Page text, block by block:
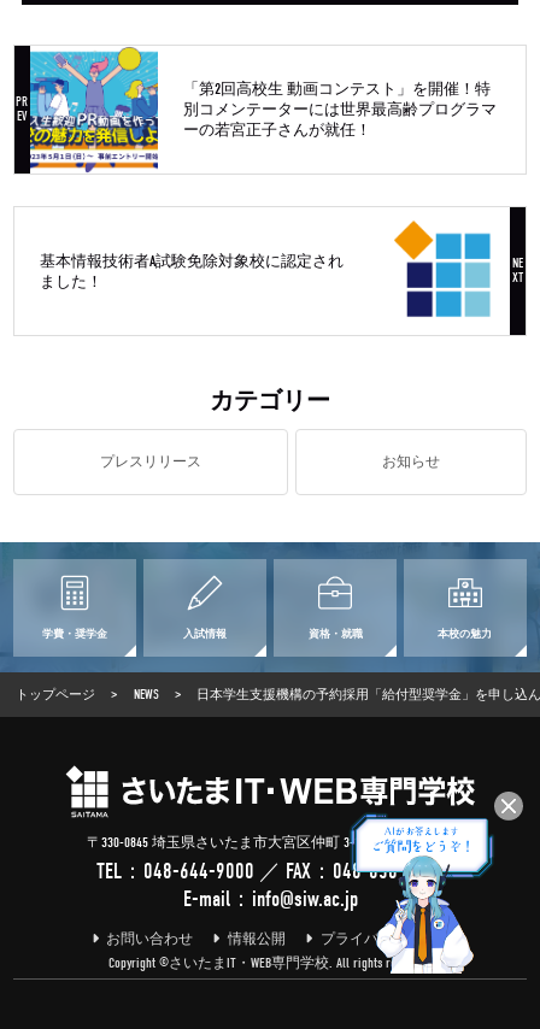
「第2回高校生 動画コンテスト」を開催！特
別コメンテーターには世界最高齢プログラマ
ーの若宮正子さんが就任！
基本情報技術者A試験免除対象校に認定され
ました！
カテゴリー
プレスリリース お知らせ
学費・奨学金 入試情報 資格・就職 本校の魅力
トップページ > NEWS > 日本学生支援機構の予約採用「給付型奨学金」を申し込
〒330-0845 埼玉県さいたま市大宮区仲町 3-100-2 (Google Map )
TEL： 048-644-9000 ／ FAX：048-650-1688
E-mail： info@siw.ac.jp
お問い合わせ 情報公開
プライバシーポリシー
Copyright ©さいたまIT・WEB専門学校. All rights reserved.